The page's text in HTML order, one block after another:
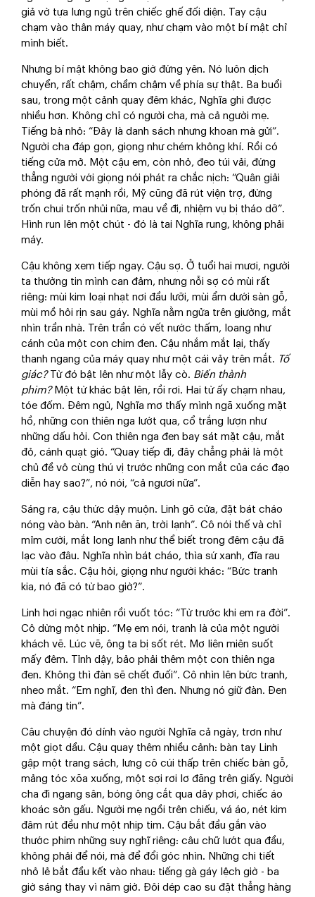
giả vờ tựa lưng ngủ trên chiếc ghế đối diện. Tay cậu
chạm vào thân máy quay, như chạm vào một bí mật chỉ
mình biết.
Nhưng bí mật không bao giờ đứng yên. Nó luôn dịch
chuyển, rất chậm, chầm chậm về phía sự thật. Ba buổi
sau, trong một cảnh quay đêm khác, Nghĩa ghi được
nhiều hơn. Không chỉ có người cha, mà cả người mẹ.
Tiếng bà nhỏ: “Đây là danh sách nhưng khoan mà gửi”.
Người cha đáp gọn, giọng như chém không khí. Rồi có
tiếng cửa mở. Một cậu em, còn nhỏ, đeo túi vải, đứng
thẳng người với giọng nói phát ra chắc nịch: “Quân giải
phóng đã rất mạnh rồi, Mỹ cũng đã rút viện trợ, đừng
trốn chui trốn nhủi nữa, mau về đi, nhiệm vụ bị tháo dỡ”.
Hình run lên một chút - đó là tai Nghĩa rung, không phải
máy.
Cậu không xem tiếp ngay. Cậu sợ. Ở tuổi hai mươi, người
ta thường tin mình can đảm, nhưng nỗi sợ có mùi rất
riêng: mùi kim loại nhạt nơi đầu lưỡi, mùi ẩm dưới sàn gỗ,
mùi mồ hôi rịn sau gáy. Nghĩa nằm ngửa trên giường, mắt
nhìn trần nhà. Trên trần có vết nước thấm, loang như
cánh của một con chim đen. Cậu nhắm mắt lại, thấy
thanh ngang của máy quay như một cái vảy trên mắt. Tố
giác?
Từ đó bật lên như một lẫy cò. Biến thành
phim? Một từ khác bật lên, rồi rơi. Hai từ ấy chạm nhau,
tóe đốm. Đêm ngủ, Nghĩa mơ thấy mình ngã xuống mặt
hồ, những con thiên nga lướt qua, cổ trắng lượn như
những dấu hỏi. Con thiên nga đen bay sát mặt cậu, mắt
đỏ, cánh quạt gió. “Quay tiếp đi, đây chẳng phải là một
chủ đề vô cùng thú vị trước những con mắt của các đạo
diễn hay sao?”, nó nói, “cả ngươi nữa”.
Sáng ra, cậu thức dậy muộn. Linh gõ cửa, đặt bát cháo
nóng vào bàn. “Anh nên ăn, trời lạnh”. Cô nói thế và chỉ
mỉm cười, mắt long lanh như thể biết trong đêm cậu đã
lạc vào đâu. Nghĩa nhìn bát cháo, thìa sứ xanh, đĩa rau
mùi tía sắc. Cậu hỏi, giọng như người khác: “Bức tranh
kia, nó đã có từ bao giờ?”.
Linh hơi ngạc nhiên rồi vuốt tóc: “Từ trước khi em ra đời”.
Cô dừng một nhịp. “Mẹ em nói, tranh là của một người
khách vẽ. Lúc vẽ, ông ta bị sốt rét. Mơ liên miên suốt
mấy đêm. Tỉnh dậy, bảo phải thêm một con thiên nga
đen. Không thì đàn sẽ chết đuối”. Cô nhìn lên bức tranh,
nheo mắt. “Em nghĩ, đen thì đen. Nhưng nó giữ đàn. Đen
mà đáng tin”.
Câu chuyện đó dính vào người Nghĩa cả ngày, trơn như
một giọt dầu. Cậu quay thêm nhiều cảnh: bàn tay Linh
gập một trang sách, lưng cô cúi thấp trên chiếc bàn gỗ,
mảng tóc xõa xuống, một sợi rơi lơ đãng trên giấy. Người
cha đi ngang sân, bóng ông cắt qua dây phơi, chiếc áo
khoác sờn gấu. Người mẹ ngồi trên chiếu, vá áo, nét kim
đâm rút đều như một nhịp tim. Cậu bắt đầu gắn vào
thước phim những suy nghĩ riêng: câu chữ lướt qua đầu,
không phải để nói, mà để đổi góc nhìn. Những chi tiết
nhỏ lẻ bắt đầu kết vào nhau: tiếng gà gáy lệch giờ - ba
giờ sáng thay vì năm giờ. Đôi dép cao su đặt thẳng hàng